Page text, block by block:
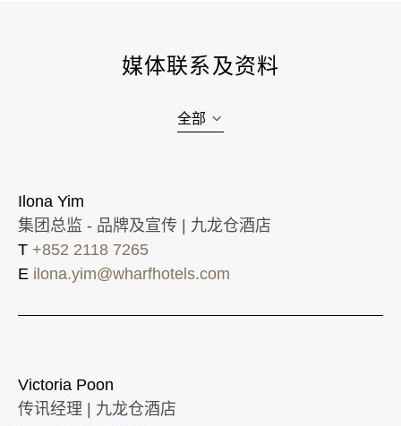
媒体联系及资料
全部
Ilona Yim
集团总监 - 品牌及宣传 | 九龙仓酒店
T +852 2118 7265
E ilona.yim@wharfhotels.com
Victoria Poon
传讯经理 | 九龙仓酒店